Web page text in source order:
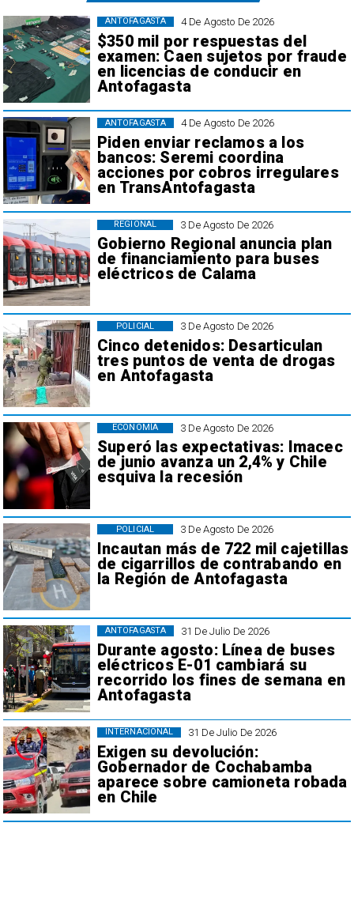
4 De Agosto De 2026
$350 mil por respuestas del
examen: Caen sujetos por fraude
en licencias de conducir en
Antofagasta
ANTOFAGASTA
4 De Agosto De 2026
Piden enviar reclamos a los
bancos: Seremi coordina
acciones por cobros irregulares
en TransAntofagasta
ANTOFAGASTA
3 De Agosto De 2026
Gobierno Regional anuncia plan
de financiamiento para buses
eléctricos de Calama
REGIONAL
3 De Agosto De 2026
Cinco detenidos: Desarticulan
tres puntos de venta de drogas
en Antofagasta
POLICIAL
3 De Agosto De 2026
Superó las expectativas: Imacec
de junio avanza un 2,4% y Chile
esquiva la recesión
ECONOMÍA
3 De Agosto De 2026
Incautan más de 722 mil cajetillas
de cigarrillos de contrabando en
la Región de Antofagasta
POLICIAL
31 De Julio De 2026
Durante agosto: Línea de buses
eléctricos E-01 cambiará su
recorrido los fines de semana en
Antofagasta
ANTOFAGASTA
31 De Julio De 2026
Exigen su devolución:
Gobernador de Cochabamba
aparece sobre camioneta robada
en Chile
INTERNACIONAL